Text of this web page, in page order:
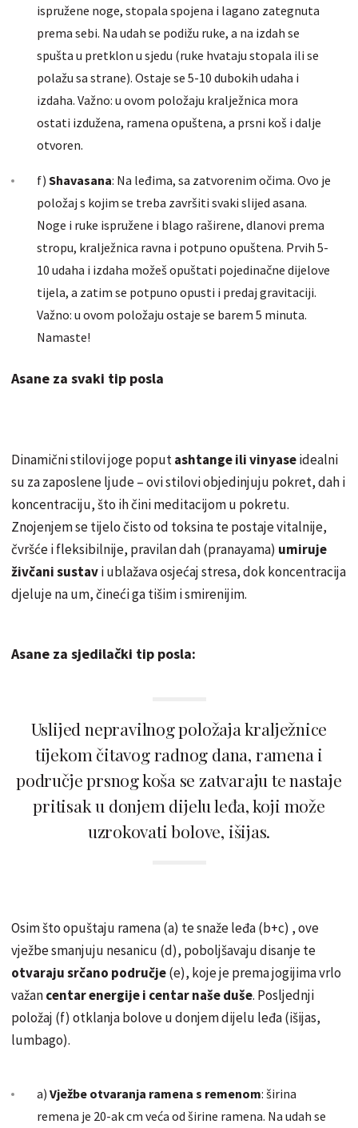
ispružene noge, stopala spojena i lagano zategnuta
prema sebi. Na udah se podižu ruke, a na izdah se
spušta u pretklon u sjedu (ruke hvataju stopala ili se
polažu sa strane). Ostaje se 5-10 dubokih udaha i
izdaha. Važno: u ovom položaju kralježnica mora
ostati izdužena, ramena opuštena, a prsni koš i dalje
otvoren.
f) Shavasana: Na leđima, sa zatvorenim očima. Ovo je
položaj s kojim se treba završiti svaki slijed asana.
Noge i ruke ispružene i blago raširene, dlanovi prema
stropu, kralježnica ravna i potpuno opuštena. Prvih 5-
10 udaha i izdaha možeš opuštati pojedinačne dijelove
tijela, a zatim se potpuno opusti i predaj gravitaciji.
Važno: u ovom položaju ostaje se barem 5 minuta.
Namaste!
Asane za svaki tip posla
Dinamični stilovi joge poputashtange ili vinyaseidealni
su za zaposlene ljude – ovi stilovi objedinjuju pokret, dah i
koncentraciju, što ih čini meditacijom u pokretu.
Znojenjem se tijelo čisto od toksina te postaje vitalnije,
čvršće i fleksibilnije, pravilan dah (pranayama) umiruje
živčani sustavi ublažava osjećaj stresa, dok koncentracija
djeluje na um, čineći ga tišim i smirenijim.
Asane za sjedilački tip posla:
Uslijed nepravilnog položaja kralježnice
tijekom čitavog radnog dana, ramena i
područje prsnog koša se zatvaraju te nastaje
pritisak u donjem dijelu leđa, koji može
uzrokovati bolove, išijas.
Osim što opuštaju ramena (a) te snaže leđa (b+c) , ove
vježbe smanjuju nesanicu (d), poboljšavaju disanje te
otvaraju srčano područje(e), koje je prema jogijima vrlo
važancentar energije i centar naše duše. Posljednji
položaj (f) otklanja bolove u donjem dijelu leđa (išijas,
lumbago).
a) Vježbe otvaranja ramena s remenom: širina
remena je 20-ak cm veća od širine ramena. Na udah se